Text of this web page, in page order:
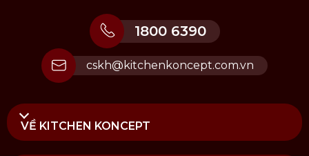
chà cứng gây mài mòn bề mặt.
Bảo quản sản phẩm tại nơi khô ráo, thoáng mát,
tránh va chạm để duy trì vẻ đẹp lâu dài.
Mua bộ ly uống coffee Vista Alegre
Cannaregio 2 món chính hãng tại Kitchen
Koncept
1800 6390
cskh@kitchenkoncept.com.vn
VỀ KITCHEN KONCEPT